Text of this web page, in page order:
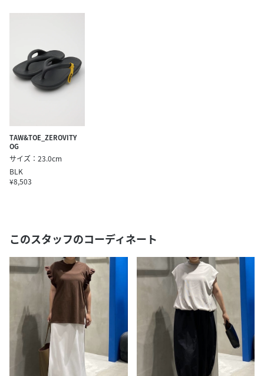
TAW&TOE_ZEROVITY
OG
サイズ：23.0cm
BLK
¥8,503
このスタッフのコーディネート